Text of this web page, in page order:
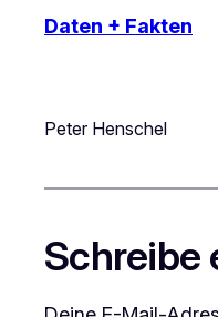
Daten + Fakten
Peter Henschel
Schreibe